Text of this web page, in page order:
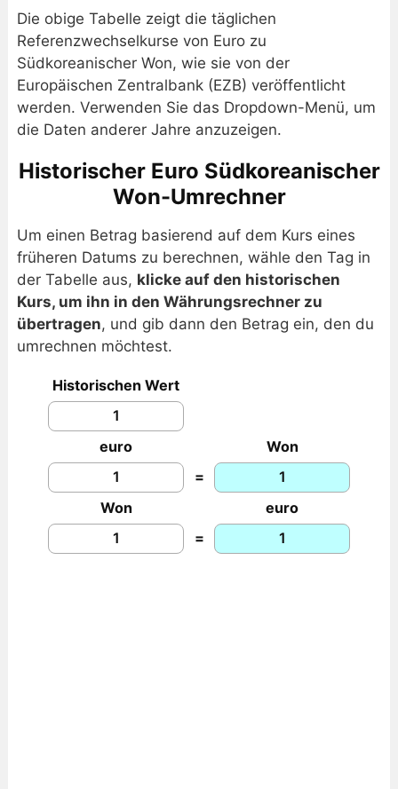
Die obige Tabelle zeigt die täglichen
Referenzwechselkurse von Euro zu
Südkoreanischer Won, wie sie von der
Europäischen Zentralbank (EZB) veröffentlicht
werden. Verwenden Sie das Dropdown-Menü, um
die Daten anderer Jahre anzuzeigen.
Historischer Euro Südkoreanischer
Won-Umrechner
Um einen Betrag basierend auf dem Kurs eines
früheren Datums zu berechnen, wähle den Tag in
der Tabelle aus, klicke auf den historischen
Kurs, um ihn in den Währungsrechner zu
übertragen, und gib dann den Betrag ein, den du
umrechnen möchtest.
Historischen Wert
euro
Won
=
Won
euro
=